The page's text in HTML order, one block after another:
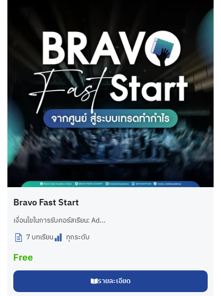
Bravo Fast Start
เงื่อนไขในการรับคอร์สเรียน: Ad...
7 บทเรียน
ทุกระดับ
Free
รายละเอียด